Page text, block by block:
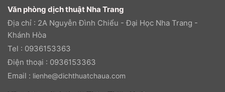
Văn phòng dịch thuật Nha Trang
Địa chỉ : 2A Nguyễn Đình Chiểu - Đại Học Nha Trang -
Khánh Hòa
Tel : 0936153363
Điện thoại : 0936153363
Email : lienhe@dichthuatchaua.com